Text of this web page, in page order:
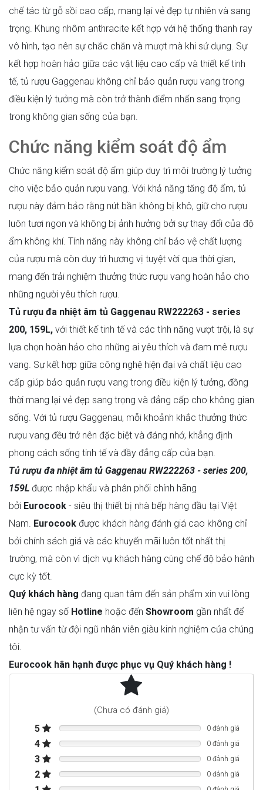
chế tác từ gỗ sồi cao cấp, mang lại vẻ đẹp tự nhiên và sang
trọng. Khung nhôm anthracite kết hợp với hệ thống thanh ray
vô hình, tạo nên sự chắc chắn và mượt mà khi sử dụng. Sự
kết hợp hoàn hảo giữa các vật liệu cao cấp và thiết kế tinh
tế, tủ rượu Gaggenau không chỉ bảo quản rượu vang trong
điều kiện lý tưởng mà còn trở thành điểm nhấn sang trọng
trong không gian sống của bạn.
Chức năng kiểm soát độ ẩm
Chức năng kiểm soát độ ẩm giúp duy trì môi trường lý tưởng
cho việc bảo quản rượu vang. Với khả năng tăng độ ẩm, tủ
rượu này đảm bảo rằng nút bần không bị khô, giữ cho rượu
luôn tươi ngon và không bị ảnh hưởng bởi sự thay đổi của độ
ẩm không khí. Tính năng này không chỉ bảo vệ chất lượng
của rượu mà còn duy trì hương vị tuyệt vời qua thời gian,
mang đến trải nghiệm thưởng thức rượu vang hoàn hảo cho
những người yêu thích rượu.
Tủ rượu đa nhiệt âm tủ Gaggenau RW222263 - series
200, 159L, với thiết kế tinh tế và các tính năng vượt trội, là sự
lựa chọn hoàn hảo cho những ai yêu thích và đam mê rượu
vang. Sự kết hợp giữa công nghệ hiện đại và chất liệu cao
cấp giúp bảo quản rượu vang trong điều kiện lý tưởng, đồng
thời mang lại vẻ đẹp sang trọng và đẳng cấp cho không gian
sống. Với tủ rượu Gaggenau, mỗi khoảnh khắc thưởng thức
rượu vang đều trở nên đặc biệt và đáng nhớ, khẳng định
phong cách sống tinh tế và đầy đẳng cấp của bạn.
Tủ rượu đa nhiệt âm tủ Gaggenau RW222263 - series 200,
159L được nhập khẩu và phân phối chính hãng
bởi Eurocook - siêu thị thiết bị nhà bếp hàng đầu tại Việt
Nam. Eurocook được khách hàng đánh giá cao không chỉ
bởi chính sách giá và các khuyến mãi luôn tốt nhất thị
trường, mà còn vì dịch vụ khách hàng cùng chế độ bảo hành
cực kỳ tốt.
Quý khách hàng đang quan tâm đến sản phẩm xin vui lòng
liên hệ ngay số Hotline hoặc đến Showroom gần nhất để
nhận tư vấn từ đội ngũ nhân viên giàu kinh nghiệm của chúng
tôi.
Eurocook hân hạnh được phục vụ Quý khách hàng !
Thông tin kỹ thuật
Kiểm soát nhiệt độ điện tử với màn hình hiển thị kỹ
thuật số.
Phím cảm ứng.
Tùy chọn đèn trình bày ở mỗi vùng khí hậu, có thể điều
chỉnh độ sáng.
Đèn LED nội thất (3000 K) có chức năng tự động làm
(Chưa có đánh giá)
5 0 đánh giá
4 0 đánh giá
3 0 đánh giá
2 0 đánh giá